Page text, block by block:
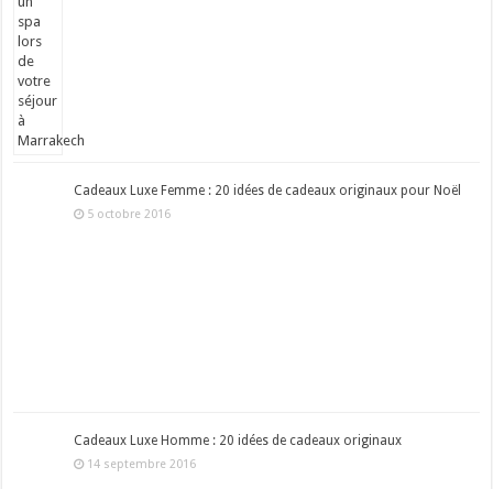
Cadeaux Luxe Femme : 20 idées de cadeaux originaux pour Noël
5 octobre 2016
Cadeaux Luxe Homme : 20 idées de cadeaux originaux
14 septembre 2016